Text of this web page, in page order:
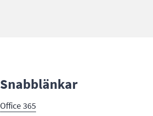
Snabblänkar
Office 365